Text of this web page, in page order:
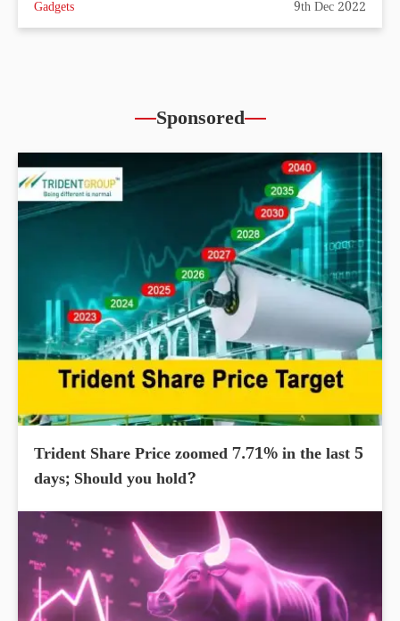
Gadgets 9th Dec 2022
Sponsored
Trident Share Price zoomed 7.71% in the last 5
days; Should you hold?